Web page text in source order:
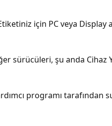
için PC veya
sürücüleri, şu anda Cihaz
programı tarafından